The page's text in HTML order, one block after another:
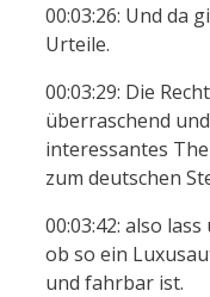
00:03:26: Und da
Urteile.
00:03:29: Die
überraschend
interessantes
zum deutschen
00:03:42: also
ob so ein
und fahrbar ist.